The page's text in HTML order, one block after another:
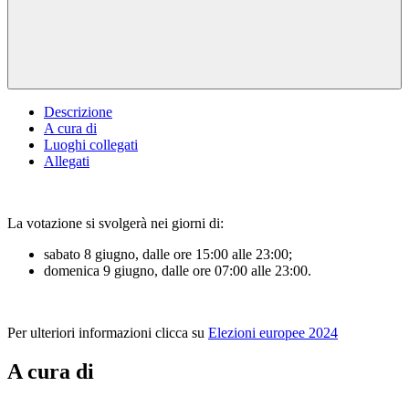
Descrizione
A cura di
Luoghi collegati
Allegati
La votazione si svolgerà nei giorni di:
sabato 8 giugno, dalle ore 15:00 alle 23:00;
domenica 9 giugno, dalle ore 07:00 alle 23:00.
Per ulteriori informazioni clicca su Elezioni europee 2024
A cura di